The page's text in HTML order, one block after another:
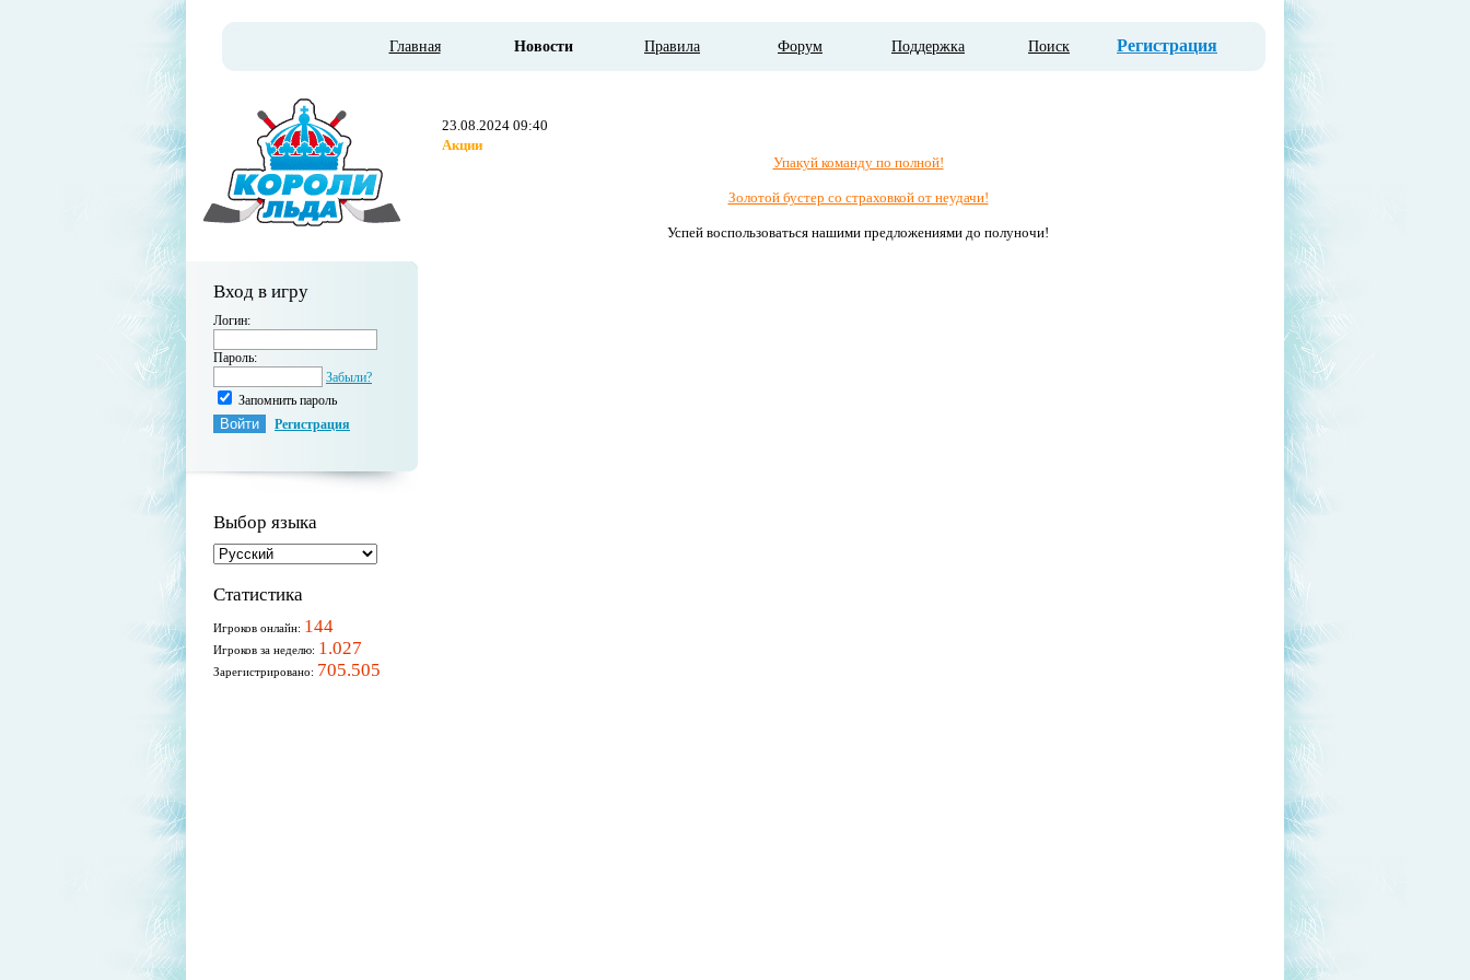
Главная Новости Правила Форум Поддержка Поиск Регистрация
Вход в игру
Логин:
Пароль:
Забыли?
Запомнить пароль
Регистрация
Выбор языка
Статистика
Игроков онлайн: 144
Игроков за неделю: 1.027
Зарегистрировано: 705.505
23.08.2024 09:40
Акции
Упакуй команду по полной!
Золотой бустер со страховкой от неудачи!
Успей воспользоваться нашими предложениями до полуночи!